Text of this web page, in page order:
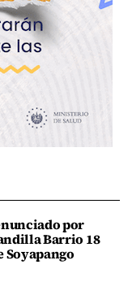
por
Barrio 18
Soyapango